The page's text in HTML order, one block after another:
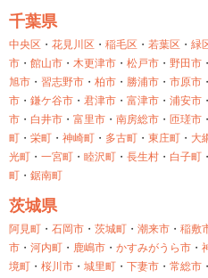
千葉県
中央区 ・ 花見川区 ・ 稲毛区 ・ 若葉区 ・ 緑
市 ・ 館山市 ・ 木更津市 ・ 松戸市 ・ 野田市 ・
旭市 ・ 習志野市 ・ 柏市 ・ 勝浦市 ・ 市原市 ・
市 ・ 鎌ケ谷市 ・ 君津市 ・ 富津市 ・ 浦安市 ・
市 ・ 白井市 ・ 富里市 ・ 南房総市 ・ 匝瑳市 ・
町 ・ 栄町 ・ 神崎町 ・ 多古町 ・ 東庄町 ・ 大
光町 ・ 一宮町 ・ 睦沢町 ・ 長生村 ・ 白子町 ・
町 ・ 鋸南町
茨城県
阿見町 ・ 石岡市 ・ 茨城町 ・ 潮来市 ・ 稲敷
市 ・ 河内町 ・ 鹿嶋市 ・ かすみがうら市 ・
境町 ・ 桜川市 ・ 城里町 ・ 下妻市 ・ 常総市 ・